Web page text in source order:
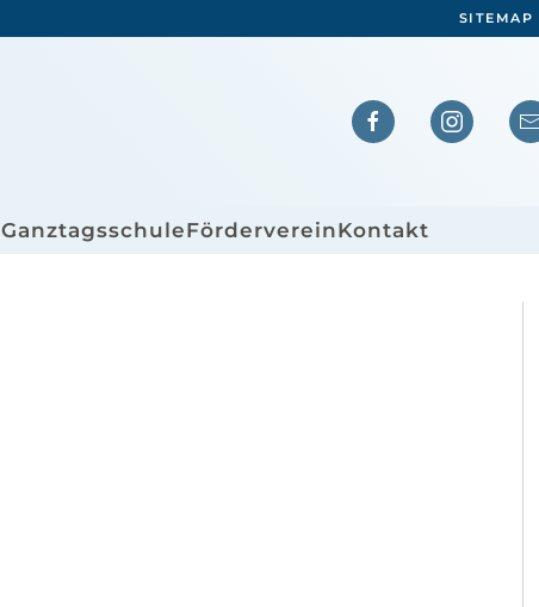
SITEMAP
GanztagsschuleFördervereinKontakt